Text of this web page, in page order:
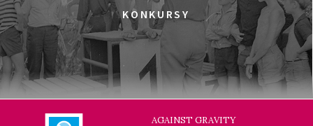
KONKURSY
AGAINST GRAVITY